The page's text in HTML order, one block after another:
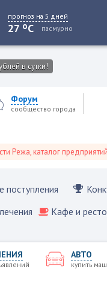
прогноз на 5 дней
27 oC пасмурно
в сутки!
Форум
сообщество города
каталог предприятий,
поступления
Кафе и
АВТО
купить